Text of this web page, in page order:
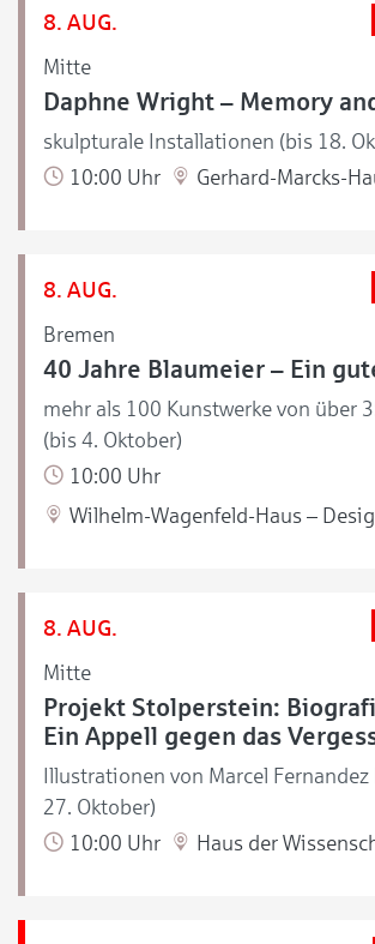
8. AUG.
Mitte
Daphne Wright – Memory
skulpturale Installationen (bis 18.
10:00 Uhr
Gerhard-Marcks-
8. AUG.
Bremen
40 Jahre Blaumeier – Ein
mehr als 100 Kunstwerke von über
(bis 4. Oktober)
10:00 Uhr
Wilhelm-Wagenfeld-Haus –
8. AUG.
Mitte
Projekt Stolperstein:
Ein Appell gegen das
Illustrationen von Marcel Fernandez
27. Oktober)
10:00 Uhr
Haus der